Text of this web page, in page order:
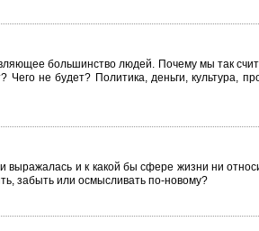
большинство людей. Почему мы так
не будет? Политика, деньги, культура,
выражалась и к какой бы сфере жизни ни
забыть или осмысливать по-новому?